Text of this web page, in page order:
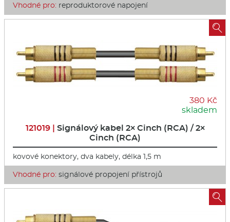
Vhodné pro: reproduktorové napojení
380 Kč
skladem
121019 | Signálový kabel 2× Cinch (RCA) / 2×
Cinch (RCA)
kovové konektory, dva kabely, délka 1,5 m
Vhodné pro: signálové propojení přístrojů

